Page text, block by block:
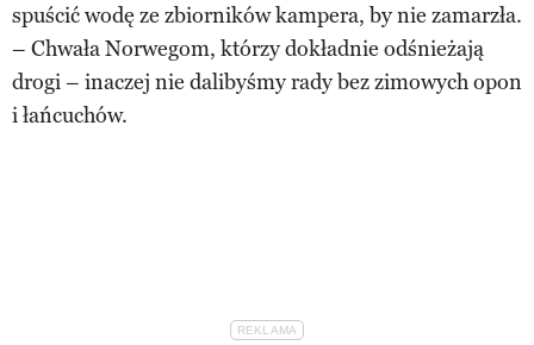
spuścić wodę ze zbiorników kampera, by nie zamarzła.
– Chwała Norwegom, którzy dokładnie odśnieżają
drogi – inaczej nie dalibyśmy rady bez zimowych opon
i łańcuchów.